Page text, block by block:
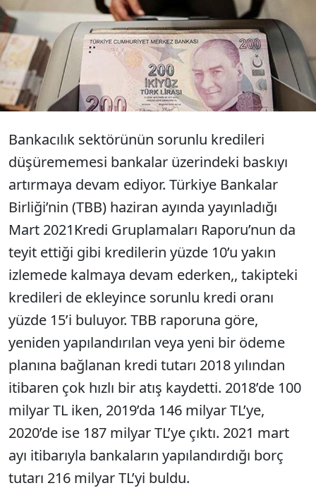
enkazının büyüklüğünü tespit etmenin
zorlaştığını ifade eden uzmanlara göre,
banka yöneticileri dahi batık kredi tutarının
hesabını yapamıyor.
Bankacılık sektörünün sorunlu kredileri
düşürememesi bankalar üzerindeki baskıyı
artırmaya devam ediyor. Türkiye Bankalar
Birliği’nin (TBB) haziran ayında yayınladığı
Mart 2021Kredi Gruplamaları Raporu’nun da
teyit ettiği gibi kredilerin yüzde 10’u yakın
izlemede kalmaya devam ederken,, takipteki
kredileri de ekleyince sorunlu kredi oranı
yüzde 15’i buluyor. TBB raporuna göre,
yeniden yapılandırılan veya yeni bir ödeme
planına bağlanan kredi tutarı 2018 yılından
itibaren çok hızlı bir atış kaydetti. 2018’de 100
milyar TL iken, 2019’da 146 milyar TL’ye,
2020’de ise 187 milyar TL’ye çıktı. 2021 mart
ayı itibarıyla bankaların yapılandırdığı borç
tutarı 216 milyar TL’yi buldu.